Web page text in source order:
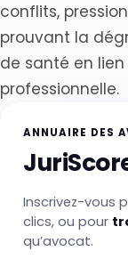
conflits,
prouvant la
de santé en
professionnelle.
ANNUAIRE DES
Inscrivez-vous
clics, ou pour
qu’avocat.